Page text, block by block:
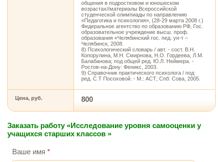
общения в подростковом и юношеском
возрастах//материалы Всероссийской
студенческой олимпиады по направлению
«Педагогика и психология», (28-29 марта 2008 г.)
Федеральное агентство по образованию РФ, Гос.
образовательное учреждение высш. проф.
образования «Челябинский гос. пед. ун-т –
Челябинск, 2008.
8) Психологический словарь / авт. - сост. В.Н.
Копорулина, М.Н. Смирнова, Н.О. Гордеева, Л.М.
Балабанова; под общей ред. Ю.Л. Неймера. -
Ростов-на-Дону: Феникс, 2003.
9) Справочник практического психолога / под
ред. С.Т Посоховой. - М.: АСТ; Спб: Сова, 2005.
Цена, руб. 800
Заказать работу «Исследование уровня самооценки у
учащихся старших классов »
Ваше имя *